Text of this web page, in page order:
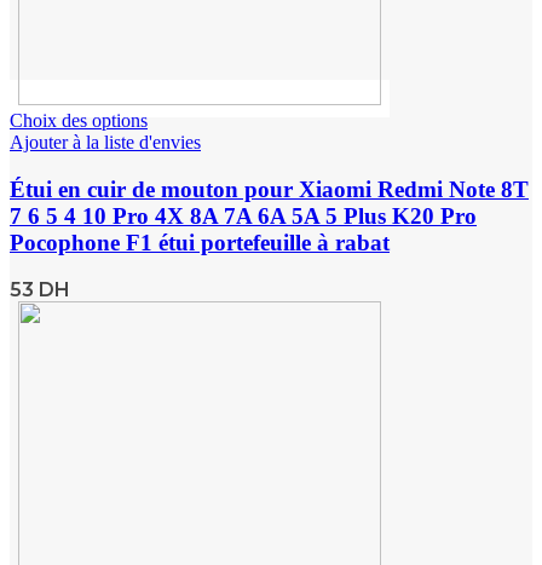
Choix des options
Ajouter à la liste d'envies
Étui en cuir de mouton pour Xiaomi Redmi Note 8T
7 6 5 4 10 Pro 4X 8A 7A 6A 5A 5 Plus K20 Pro
Pocophone F1 étui portefeuille à rabat
53 DH